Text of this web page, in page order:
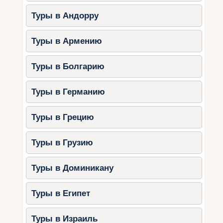
Этот пляж имеет спокойные воды и хорошо
оборудованный песчаный берег, который
безопасен для детей. Здесь также есть
множество ресторанов и кафе, где вы можете
перекусить после игр на пляже. В целом, на
семейного отдыха, которые предлагают
безопасную и интересную среду для маленьких
путешественников.
Что посмотреть на
острове с детьми:
увлекательные
экскурсии и
развлечения?
Туры в Андорру
Туры в Армению
Туры в Болгарию
Туры в Германию
Туры в Грецию
Туры в Грузию
Туры в Доминикану
Туры в Египет
Туры в Израиль